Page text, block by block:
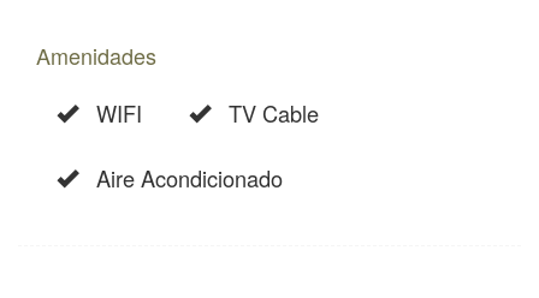
Amenidades
WIFI
TV Cable
Aire Acondicionado